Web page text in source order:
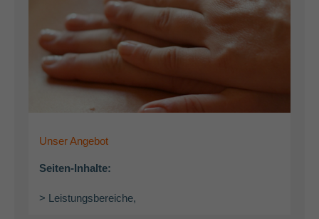
Unser Angebot
Seiten-Inhalte:
> Leistungsbereiche,